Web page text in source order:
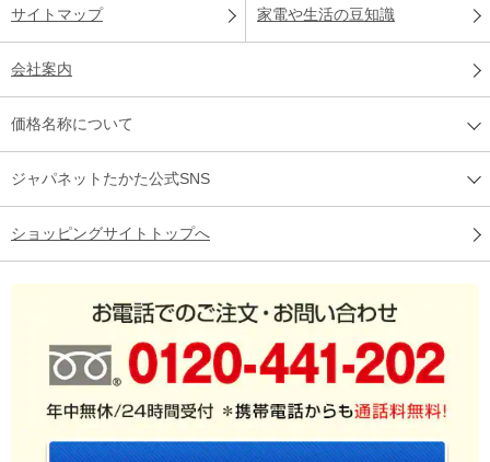
サイトマップ 家電や生活の豆知識
会社案内
価格名称について
ジャパネットたかた公式SNS
ショッピングサイトトップへ